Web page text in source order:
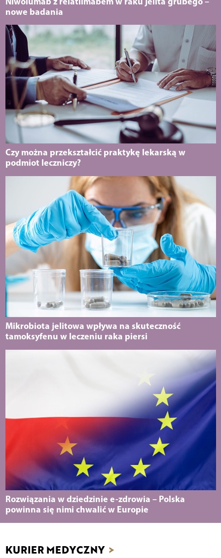
nowe badania
Czy można przekształcić praktykę lekarską w
podmiot leczniczy?
Mikrobiota jelitowa wpływa na skuteczność
tamoksyfenu w leczeniu raka piersi
Rozwiązania w dziedzinie e-zdrowia – Polska
powinna się nimi chwalić w Europie
KURIER MEDYCZNY >